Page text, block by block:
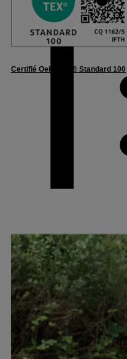
Certifié Oeko-Tex® Standard 100